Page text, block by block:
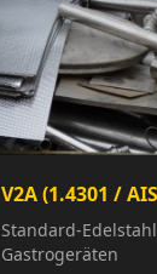
V2A (1.4301 /
Standard-
Gastrogeräten